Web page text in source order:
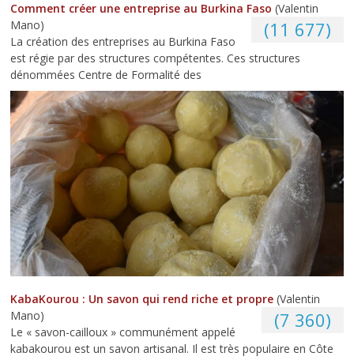
Comment créer une entreprise au Burkina Faso (Valentin
Mano)
(11 677)
La création des entreprises au Burkina Faso
est régie par des structures compétentes. Ces structures
dénommées Centre de Formalité des
KabaKourou : Un savon qui rend riche et propre (Valentin
Mano)
(7 360)
Le « savon-cailloux » communément appelé
kabakourou est un savon artisanal. Il est très populaire en Côte